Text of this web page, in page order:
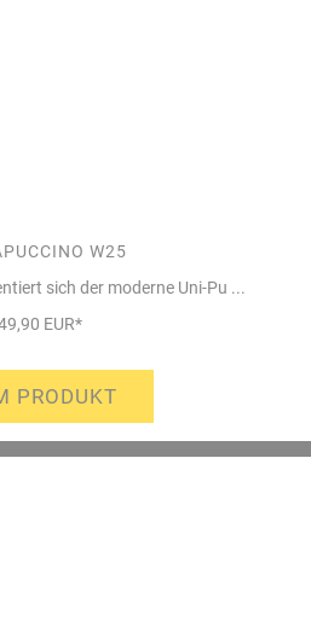
W25
sich der moderne Uni-Pu ...
EUR*
PRODUKT